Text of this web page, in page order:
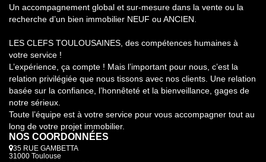
Un accompagnement global et sur-mesure dans la vente ou la
recherche d’un bien immobilier NEUF ou ANCIEN.
LES CLEFS TOULOUSAINES, des compétences humaines à
votre service !
L’expérience, ça compte ! Mais l’important pour nous, c’est la
relation privilégiée que nous tissons avec nos clients. Une relation
basée sur la confiance, l’honnêteté et la bienveillance, gages de
notre sérieux.
Toute l’équipe est à votre service pour vous accompagner tout au
long de votre projet immobilier.
NOS COORDONNÉES
35 RUE GAMBETTA
31000 Toulouse